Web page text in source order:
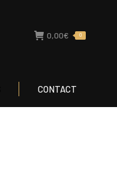
0,00€ 0
CONTACT